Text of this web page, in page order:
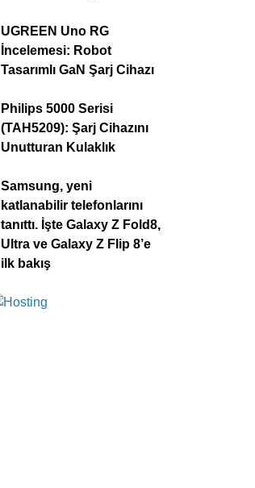
UGREEN Uno RG
İncelemesi: Robot
Tasarımlı GaN Şarj Cihazı
Philips 5000 Serisi
(TAH5209): Şarj Cihazını
Unutturan Kulaklık
Samsung, yeni
katlanabilir telefonlarını
tanıttı. İşte Galaxy Z Fold8,
Ultra ve Galaxy Z Flip 8’e
ilk bakış